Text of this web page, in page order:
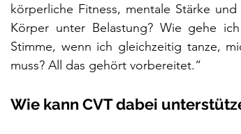
körperliche Fitness, mentale Stärke
Körper unter Belastung? Wie gehe
Stimme, wenn ich gleichzeitig tanze,
muss? All das gehört vorbereitet.“
Wie kann CVT dabei